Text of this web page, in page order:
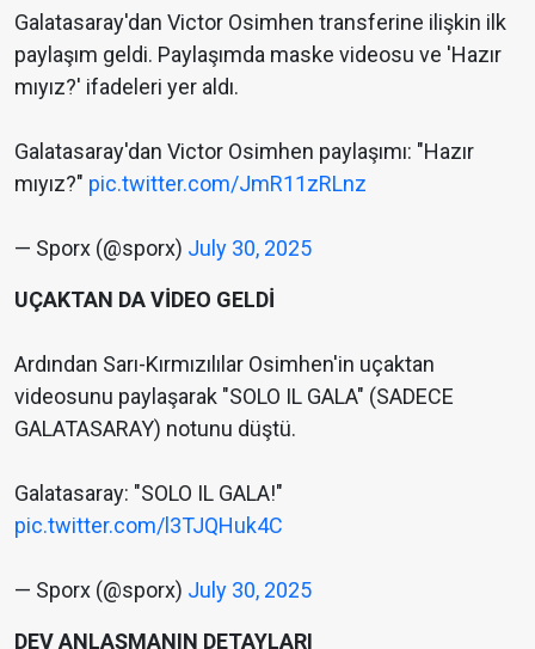
Galatasaray'dan Victor Osimhen transferine ilişkin ilk
paylaşım geldi. Paylaşımda maske videosu ve 'Hazır
mıyız?' ifadeleri yer aldı.
Galatasaray'dan Victor Osimhen paylaşımı: "Hazır
mıyız?" pic.twitter.com/JmR11zRLnz
— Sporx (@sporx) July 30, 2025
UÇAKTAN DA VİDEO GELDİ
Ardından Sarı-Kırmızılılar Osimhen'in uçaktan
videosunu paylaşarak "SOLO IL GALA" (SADECE
GALATASARAY) notunu düştü.
Galatasaray: "SOLO IL GALA!"
pic.twitter.com/l3TJQHuk4C
— Sporx (@sporx) July 30, 2025
DEV ANLAŞMANIN DETAYLARI